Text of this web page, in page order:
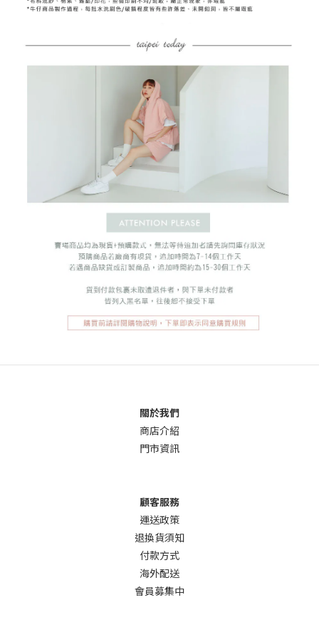
關於我們
商店介紹
門市資訊
顧客服務
運送政策
退換貨須知
付款方式
海外配送
會員募集中